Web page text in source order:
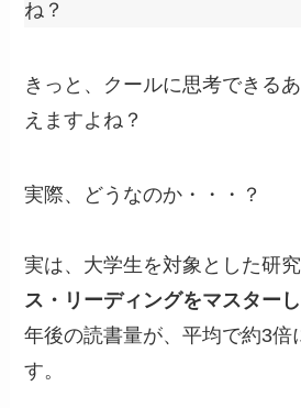
ね？
きっと、クールに思考できる
えますよね？
実際、どうなのか・・・？
実は、大学生を対象とした研究
ス・リーディングをマスター
年後の読書量が、平均で約3倍
す。